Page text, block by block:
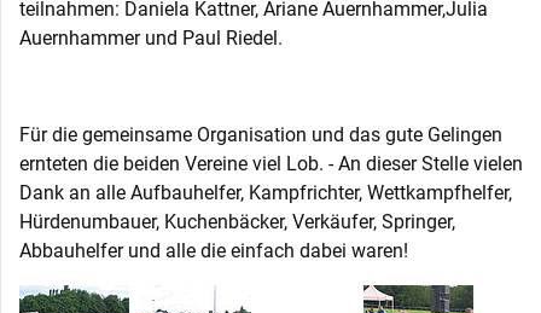
teilnahmen: Daniela Kattner, Ariane Auernhammer,Julia
Auernhammer und Paul Riedel.
Für die gemeinsame Organisation und das gute Gelingen
ernteten die beiden Vereine viel Lob. - An dieser Stelle vielen
Dank an alle Aufbauhelfer, Kampfrichter, Wettkampfhelfer,
Hürdenumbauer, Kuchenbäcker, Verkäufer, Springer,
Abbauhelfer und alle die einfach dabei waren!